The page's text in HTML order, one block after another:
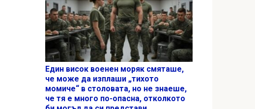
Един висок военен моряк смяташе,
че може да изплаши „тихото
момиче“ в столовата, но не знаеше,
че тя е много по-опасна, отколкото